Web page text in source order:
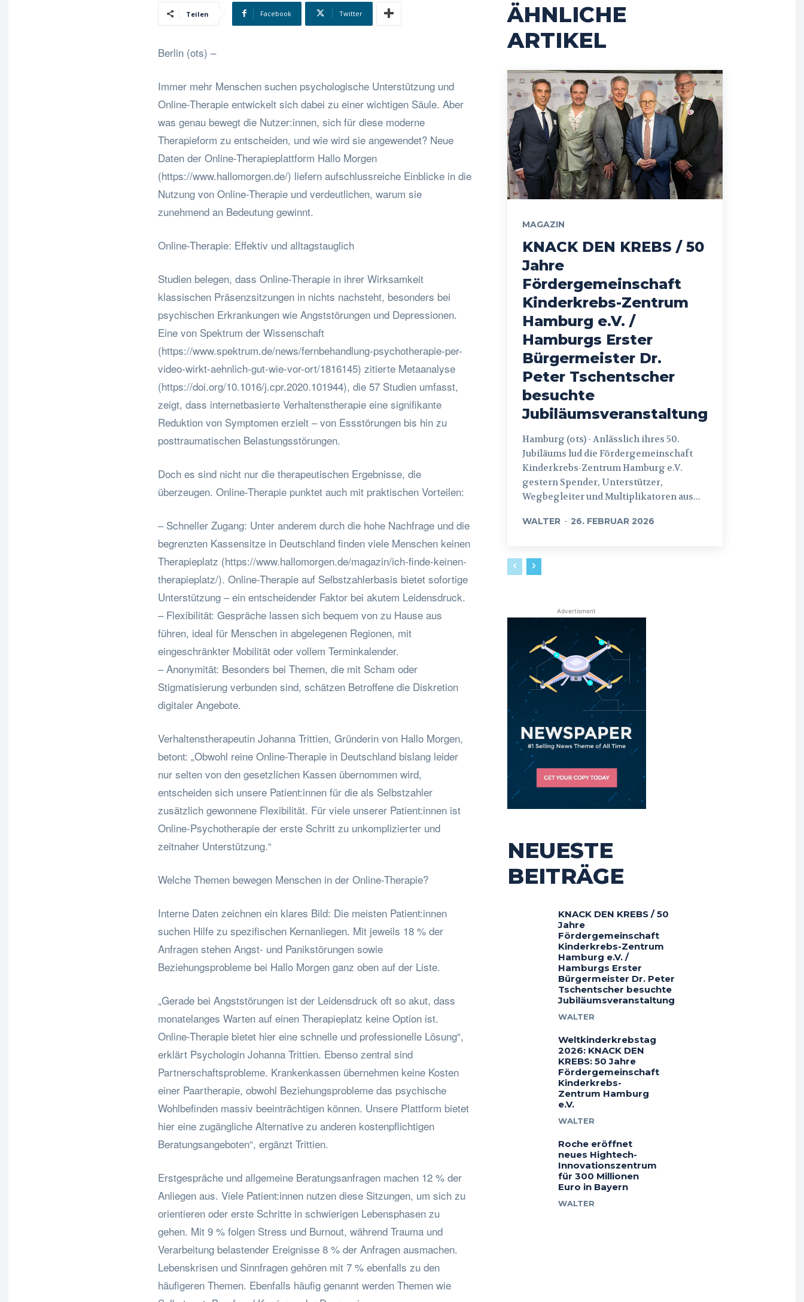
Teilen Facebook Twitter
Berlin (ots) –
Immer mehr Menschen suchen psychologische Unterstützung und
Online-Therapie entwickelt sich dabei zu einer wichtigen Säule. Aber
was genau bewegt die Nutzer:innen, sich für diese moderne
Therapieform zu entscheiden, und wie wird sie angewendet? Neue
Daten der Online-Therapieplattform Hallo Morgen
(https://www.hallomorgen.de/) liefern aufschlussreiche Einblicke in die
Nutzung von Online-Therapie und verdeutlichen, warum sie
zunehmend an Bedeutung gewinnt.
Online-Therapie: Effektiv und alltagstauglich
Studien belegen, dass Online-Therapie in ihrer Wirksamkeit
klassischen Präsenzsitzungen in nichts nachsteht, besonders bei
psychischen Erkrankungen wie Angststörungen und Depressionen.
Eine von Spektrum der Wissenschaft
(https://www.spektrum.de/news/fernbehandlung-psychotherapie-per-
video-wirkt-aehnlich-gut-wie-vor-ort/1816145) zitierte Metaanalyse
(https://doi.org/10.1016/j.cpr.2020.101944), die 57 Studien umfasst,
zeigt, dass internetbasierte Verhaltenstherapie eine signifikante
Reduktion von Symptomen erzielt – von Essstörungen bis hin zu
posttraumatischen Belastungsstörungen.
Doch es sind nicht nur die therapeutischen Ergebnisse, die
überzeugen. Online-Therapie punktet auch mit praktischen Vorteilen:
– Schneller Zugang: Unter anderem durch die hohe Nachfrage und die
begrenzten Kassensitze in Deutschland finden viele Menschen keinen
Therapieplatz (https://www.hallomorgen.de/magazin/ich-finde-keinen-
therapieplatz/). Online-Therapie auf Selbstzahlerbasis bietet sofortige
Unterstützung – ein entscheidender Faktor bei akutem Leidensdruck.
– Flexibilität: Gespräche lassen sich bequem von zu Hause aus
führen, ideal für Menschen in abgelegenen Regionen, mit
eingeschränkter Mobilität oder vollem Terminkalender.
– Anonymität: Besonders bei Themen, die mit Scham oder
Stigmatisierung verbunden sind, schätzen Betroffene die Diskretion
digitaler Angebote.
Verhaltenstherapeutin Johanna Trittien, Gründerin von Hallo Morgen,
betont: „Obwohl reine Online-Therapie in Deutschland bislang leider
nur selten von den gesetzlichen Kassen übernommen wird,
entscheiden sich unsere Patient:innen für die als Selbstzahler
zusätzlich gewonnene Flexibilität. Für viele unserer Patient:innen ist
Online-Psychotherapie der erste Schritt zu unkomplizierter und
zeitnaher Unterstützung.“
Welche Themen bewegen Menschen in der Online-Therapie?
Interne Daten zeichnen ein klares Bild: Die meisten Patient:innen
suchen Hilfe zu spezifischen Kernanliegen. Mit jeweils 18 % der
Anfragen stehen Angst- und Panikstörungen sowie
Beziehungsprobleme bei Hallo Morgen ganz oben auf der Liste.
„Gerade bei Angststörungen ist der Leidensdruck oft so akut, dass
monatelanges Warten auf einen Therapieplatz keine Option ist.
Online-Therapie bietet hier eine schnelle und professionelle Lösung“,
erklärt Psychologin Johanna Trittien. Ebenso zentral sind
Partnerschaftsprobleme. Krankenkassen übernehmen keine Kosten
einer Paartherapie, obwohl Beziehungsprobleme das psychische
Wohlbefinden massiv beeinträchtigen können. Unsere Plattform bietet
hier eine zugängliche Alternative zu anderen kostenpflichtigen
Beratungsangeboten“, ergänzt Trittien.
Erstgespräche und allgemeine Beratungsanfragen machen 12 % der
Anliegen aus. Viele Patient:innen nutzen diese Sitzungen, um sich zu
orientieren oder erste Schritte in schwierigen Lebensphasen zu
gehen. Mit 9 % folgen Stress und Burnout, während Trauma und
Verarbeitung belastender Ereignisse 8 % der Anfragen ausmachen.
Lebenskrisen und Sinnfragen gehören mit 7 % ebenfalls zu den
häufigeren Themen. Ebenfalls häufig genannt werden Themen wie
ÄHNLICHE
ARTIKEL
MAGAZIN
KNACK DEN KREBS / 50
Jahre
Fördergemeinschaft
Kinderkrebs-Zentrum
Hamburg e.V. /
Hamburgs Erster
Bürgermeister Dr.
Peter Tschentscher
besuchte
Jubiläumsveranstaltung
Hamburg (ots) - Anlässlich ihres 50.
Jubiläums lud die Fördergemeinschaft
Kinderkrebs-Zentrum Hamburg e.V.
gestern Spender, Unterstützer,
Wegbegleiter und Multiplikatoren aus...
WALTER - 26. FEBRUAR 2026
Advertisment
NEUESTE
BEITRÄGE
KNACK DEN KREBS / 50
Jahre
Fördergemeinschaft
Kinderkrebs-Zentrum
Hamburg e.V. /
Hamburgs Erster
Bürgermeister Dr. Peter
Tschentscher besuchte
Jubiläumsveranstaltung
WALTER
Weltkinderkrebstag
2026: KNACK DEN
KREBS: 50 Jahre
Fördergemeinschaft
Kinderkrebs-
Zentrum Hamburg
e.V.
WALTER
Roche eröffnet
neues Hightech-
Innovationszentrum
für 300 Millionen
Euro in Bayern
WALTER